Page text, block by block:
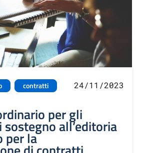
contratti 24/11/2023
per gli
all’editoria
per la